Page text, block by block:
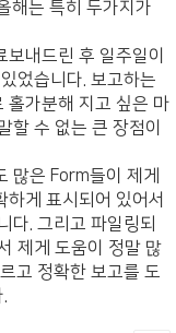
해는 특히 두가지가
내드린 후 일주일이
었습니다. 보고하는
홀가분해 지고 싶은 마
할 수 없는 큰 장점이
많은 Form들이 제게
게 표시되어 있어서
다. 그리고 파일링되
제게 도움이 정말 많
고 정확한 보고를 도